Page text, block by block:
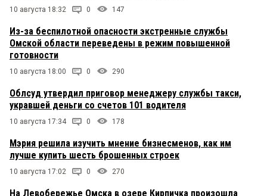
10 августа 18:32 0 147
Из-за беспилотной опасности экстренные службы
Омской области переведены в режим повышенной
готовности
10 августа 18:00 0 290
Облсуд утвердил приговор менеджеру службы такси,
укравшей деньги со счетов 101 водителя
10 августа 17:34 0 178
Мэрия решила изучить мнение бизнесменов, как им
лучше купить шесть брошенных строек
10 августа 17:02 0 270
На Левобережье Омска в озере Кирпичка произошла